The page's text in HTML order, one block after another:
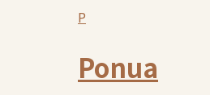
P
Ponua